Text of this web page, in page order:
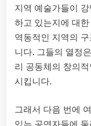
지역 예술가들이
하고 있는지에 대
역동적인 지역의
니다. 그들의 열정
리 공동체의 창의
시킵니다.
그래서 다음 번에
있는 공연자들에